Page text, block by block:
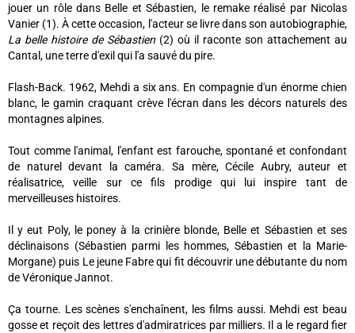
jouer un rôle dans Belle et Sébastien, le remake réalisé par Nicolas
Vanier (1). À cette occasion, l'acteur se livre dans son autobiographie,
La belle histoire de Sébastien (2) où il raconte son attachement au
Cantal, une terre d'exil qui l'a sauvé du pire.
Flash-Back. 1962, Mehdi a six ans. En compagnie d'un énorme chien
blanc, le gamin craquant crève l'écran dans les décors naturels des
montagnes alpines.
Tout comme l'animal, l'enfant est farouche, spontané et confondant
de naturel devant la caméra. Sa mère, Cécile Aubry, auteur et
réalisatrice, veille sur ce fils prodige qui lui inspire tant de
merveilleuses histoires.
Il y eut Poly, le poney à la crinière blonde, Belle et Sébastien et ses
déclinaisons (Sébastien parmi les hommes, Sébastien et la Marie-
Morgane) puis Le jeune Fabre qui fit découvrir une débutante du nom
de Véronique Jannot.
Ça tourne. Les scènes s'enchaînent, les films aussi. Mehdi est beau
gosse et reçoit des lettres d'admiratrices par milliers. Il a le regard fier